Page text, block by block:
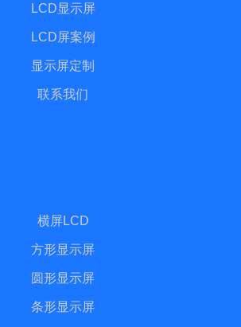
LCD显示屏
LCD屏案例
显示屏定制
联系我们
横屏LCD
方形显示屏
圆形显示屏
条形显示屏